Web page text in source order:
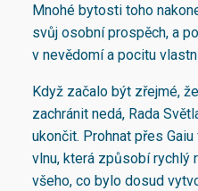
Mnohé bytosti toho
svůj osobní prospěch, a
v nevědomí a pocitu
Když začalo být zřejmé,
zachránit nedá, Rada
ukončit. Prohnat přes
vlnu, která způsobí rychlý
všeho, co bylo dosud